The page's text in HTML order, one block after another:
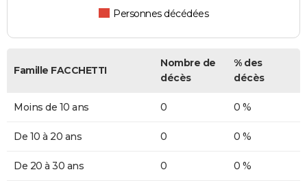
Personnes décédées
Famille FACCHETTI
Nombre de
décès
% des
décès
Moins de 10 ans 0 0 %
De 10 à 20 ans 0 0 %
De 20 à 30 ans 0 0 %